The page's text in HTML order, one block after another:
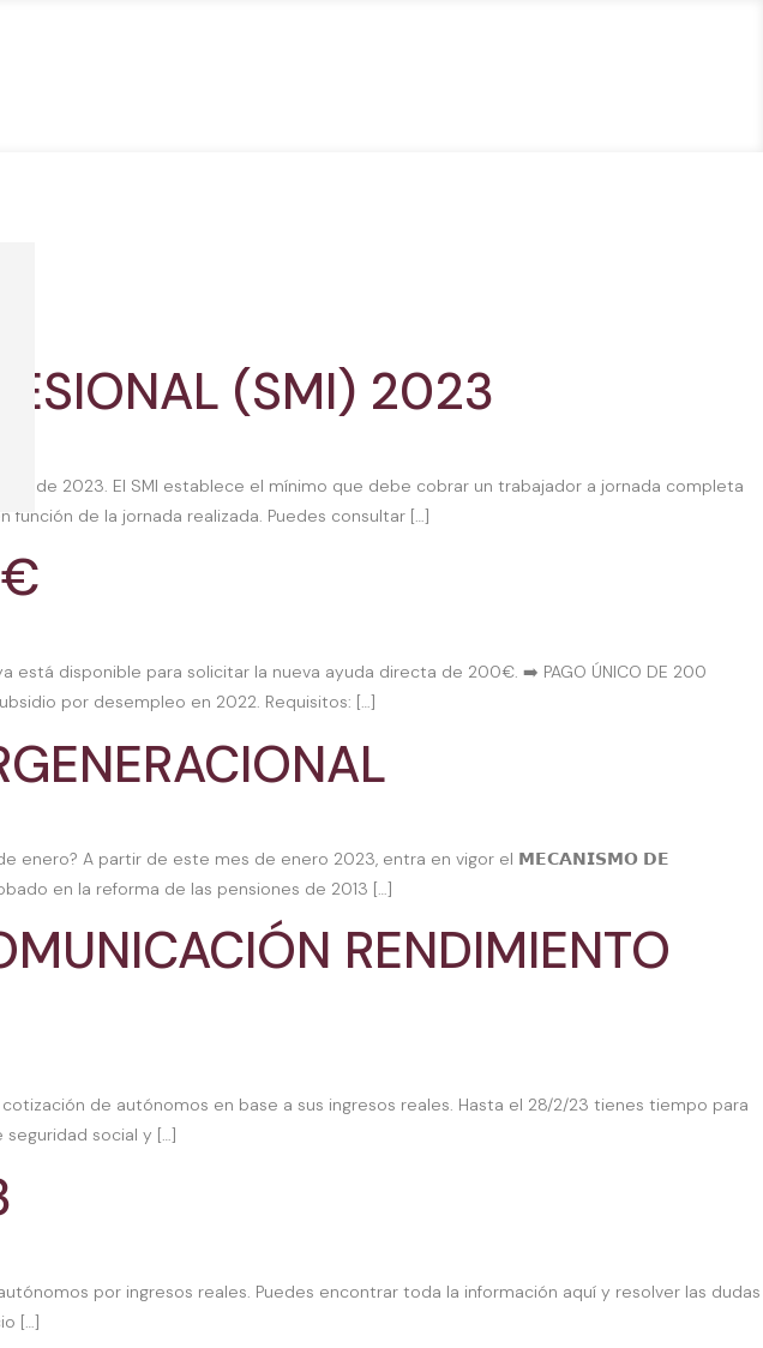
(SMI) 2023
de 2023. El SMI establece el mínimo que debe cobrar un trabajador a jornada completa
de la jornada realizada. Puedes consultar […]
disponible para solicitar la nueva ayuda directa de 200€. ➡️ PAGO ÚNICO DE 200
por desempleo en 2022. Requisitos: […]
enero? A partir de este mes de enero 2023, entra en vigor el 𝗠𝗘𝗖𝗔𝗡𝗜𝗦𝗠𝗢 𝗗𝗘
en la reforma de las pensiones de 2013 […]
RENDIMIENTO
de autónomos en base a sus ingresos reales. Hasta el 28/2/23 tienes tiempo para
social y […]
por ingresos reales. Puedes encontrar toda la información aquí y resolver las dudas
[…]